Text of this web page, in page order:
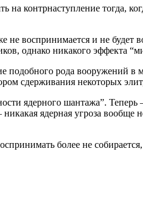
на контрнаступление тогда,
воспринимается и не
однако никакого эффекта
рода вооружений в
сдерживания некоторых
ядерного шантажа”.
ядерная угроза
более не